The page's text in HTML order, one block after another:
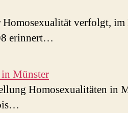
Homosexualität verfolgt,
erinnert…
Münster
Homosexualitäten in